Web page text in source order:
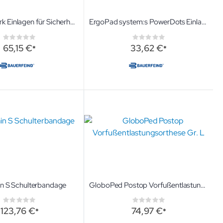
ErgoPad work Einlagen für Sicherheitsschuhe
Rating:
0%
65,15 €
ErgoPad system:s PowerDots Einlagen in verschiedenen Größen
Rating:
0%
33,62 €
S Schulterbandage
Rating:
0%
123,76 €
GloboPed Postop Vorfußentlastungsorthese Gr. L
Rating:
0%
74,97 €